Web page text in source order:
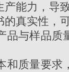
产能力，导
真实性，
品与样品质
和质量要求